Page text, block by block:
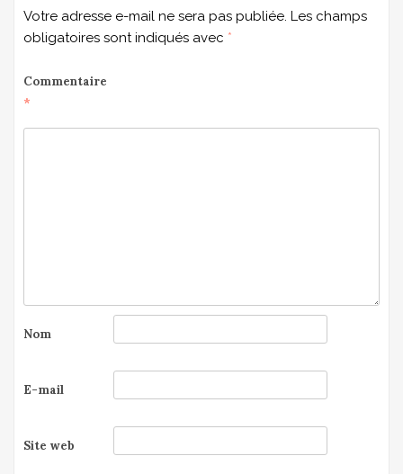
Votre adresse e-mail ne sera pas publiée. Les champs
obligatoires sont indiqués avec *
Commentaire
*
Nom
E-mail
Site web